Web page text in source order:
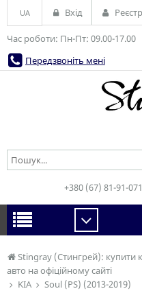
Stingray (Стингрей):
авто на офіційному сайті
KIA
Soul (PS) (2013-2019)
Час роботи: Пн-Пт: 09.00-17.00
Передзвоніть мені
UA Вхід
+380 (67) 81-91-071